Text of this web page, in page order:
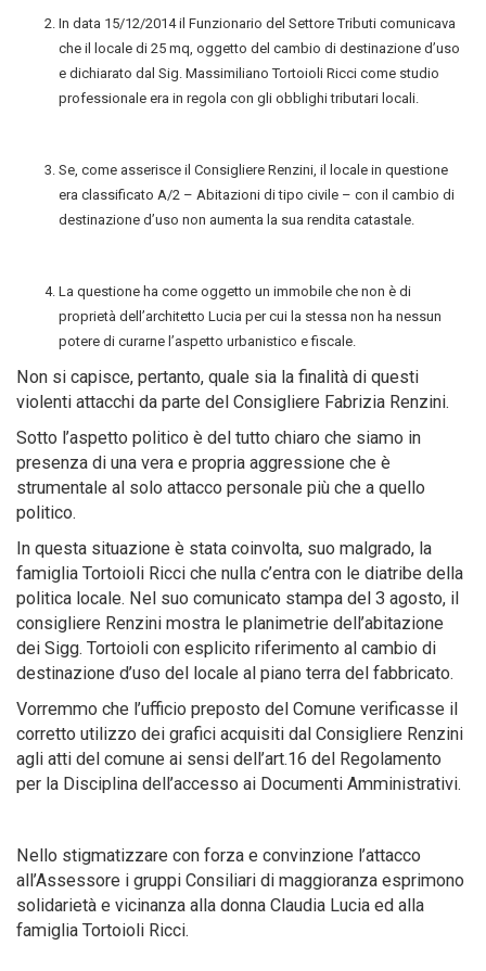
In data 15/12/2014 il Funzionario del Settore Tributi comunicava
che il locale di 25 mq, oggetto del cambio di destinazione d’uso
e dichiarato dal Sig. Massimiliano Tortoioli Ricci come studio
professionale era in regola con gli obblighi tributari locali.
Se, come asserisce il Consigliere Renzini, il locale in questione
era classificato A/2 – Abitazioni di tipo civile – con il cambio di
destinazione d’uso non aumenta la sua rendita catastale.
La questione ha come oggetto un immobile che non è di
proprietà dell’architetto Lucia per cui la stessa non ha nessun
potere di curarne l’aspetto urbanistico e fiscale.
Non si capisce, pertanto, quale sia la finalità di questi
violenti attacchi da parte del Consigliere Fabrizia Renzini.
Sotto l’aspetto politico è del tutto chiaro che siamo in
presenza di una vera e propria aggressione che è
strumentale al solo attacco personale più che a quello
politico.
In questa situazione è stata coinvolta, suo malgrado, la
famiglia Tortoioli Ricci che nulla c’entra con le diatribe della
politica locale. Nel suo comunicato stampa del 3 agosto, il
consigliere Renzini mostra le planimetrie dell’abitazione
dei Sigg. Tortoioli con esplicito riferimento al cambio di
destinazione d’uso del locale al piano terra del fabbricato.
Vorremmo che l’ufficio preposto del Comune verificasse il
corretto utilizzo dei grafici acquisiti dal Consigliere Renzini
agli atti del comune ai sensi dell’art.16 del Regolamento
per la Disciplina dell’accesso ai Documenti Amministrativi.
Nello stigmatizzare con forza e convinzione l’attacco
all’Assessore i gruppi Consiliari di maggioranza esprimono
solidarietà e vicinanza alla donna Claudia Lucia ed alla
famiglia Tortoioli Ricci.